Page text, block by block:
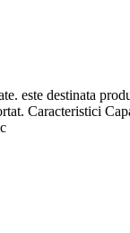
destinata
Caracteristici